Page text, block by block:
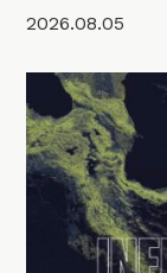
2026.08.05